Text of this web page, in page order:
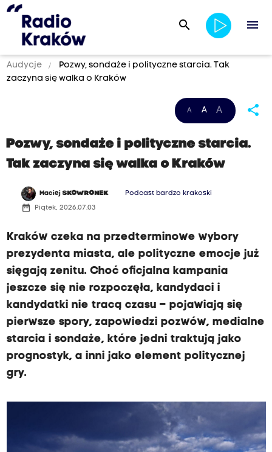
search menu
Audycje
Pozwy, sondaże i polityczne starcia. Tak
zaczyna się walka o Kraków
A A A share
Pozwy, sondaże i polityczne starcia.
Tak zaczyna się walka o Kraków
MaciejSKOWRONEK Podcast bardzo krakoski
date_range Piątek, 2026.07.03
Kraków czeka na przedterminowe wybory
prezydenta miasta, ale polityczne emocje już
sięgają zenitu. Choć oficjalna kampania
jeszcze się nie rozpoczęła, kandydaci i
kandydatki nie tracą czasu – pojawiają się
pierwsze spory, zapowiedzi pozwów, medialne
starcia i sondaże, które jedni traktują jako
prognostyk, a inni jako element politycznej
gry.